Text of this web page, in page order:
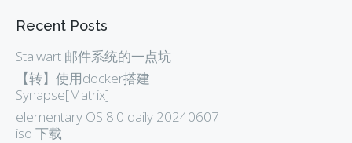
Recent Posts
Stalwart 邮件系统的一点坑
【转】使用docker搭建
Synapse[Matrix]
elementary OS 8.0 daily 20240607
iso 下载